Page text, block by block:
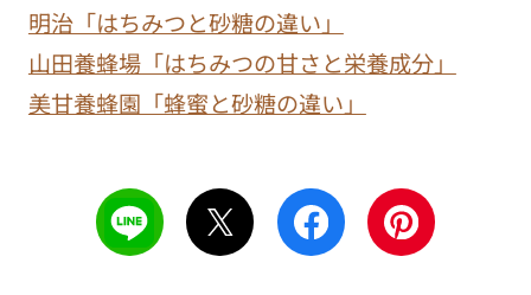
明治「はちみつと砂糖の違い」
山田養蜂場「はちみつの甘さと栄養成分」
美甘養蜂園「蜂蜜と砂糖の違い」